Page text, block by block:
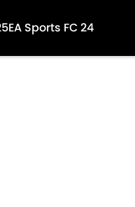
EA Sports FC 24